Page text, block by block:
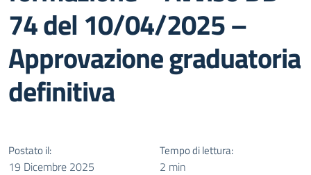
74 del 10/04/2025 –
Approvazione graduatoria
definitiva
Postato il:
19 Dicembre 2025
Tempo di lettura:
2 min